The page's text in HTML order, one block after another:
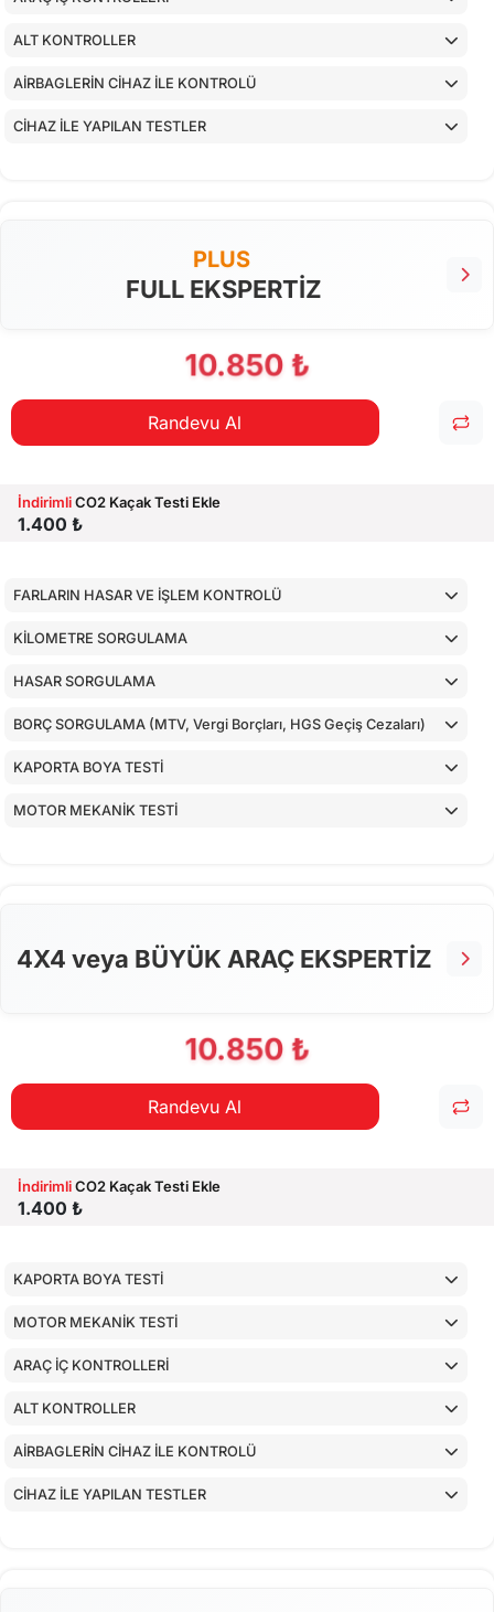
ALT KONTROLLER
AİRBAGLERİN CİHAZ İLE KONTROLÜ
CİHAZ İLE YAPILAN TESTLER
PLUS
FULL EKSPERTİZ
10.850 ₺
Randevu Al
İndirimliCO2 Kaçak Testi Ekle
1.400 ₺
FARLARIN HASAR VE İŞLEM KONTROLÜ
KİLOMETRE SORGULAMA
HASAR SORGULAMA
BORÇ SORGULAMA (MTV, Vergi Borçları, HGS Geçiş Cezaları)
KAPORTA BOYA TESTİ
MOTOR MEKANİK TESTİ
4X4 veya BÜYÜK ARAÇ EKSPERTİZ
10.850 ₺
Randevu Al
İndirimliCO2 Kaçak Testi Ekle
1.400 ₺
KAPORTA BOYA TESTİ
MOTOR MEKANİK TESTİ
ARAÇ İÇ KONTROLLERİ
ALT KONTROLLER
AİRBAGLERİN CİHAZ İLE KONTROLÜ
CİHAZ İLE YAPILAN TESTLER